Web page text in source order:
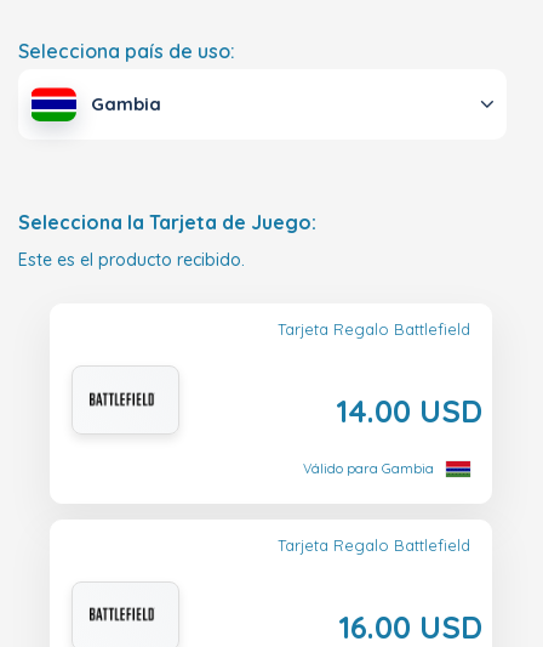
Selecciona país de uso:
Gambia
Selecciona la Tarjeta de Juego:
Este es el producto recibido.
Tarjeta Regalo Battlefield
14.00 USD
Válido para Gambia
Tarjeta Regalo Battlefield
16.00 USD